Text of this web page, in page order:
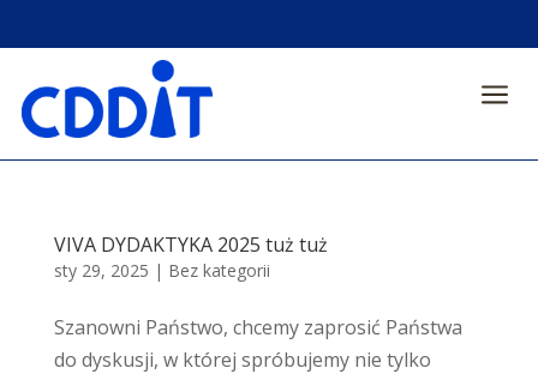
a
VIVA DYDAKTYKA 2025 tuż tuż
sty 29, 2025 | Bez kategorii
Szanowni Państwo, chcemy zaprosić Państwa
do dyskusji, w której spróbujemy nie tylko